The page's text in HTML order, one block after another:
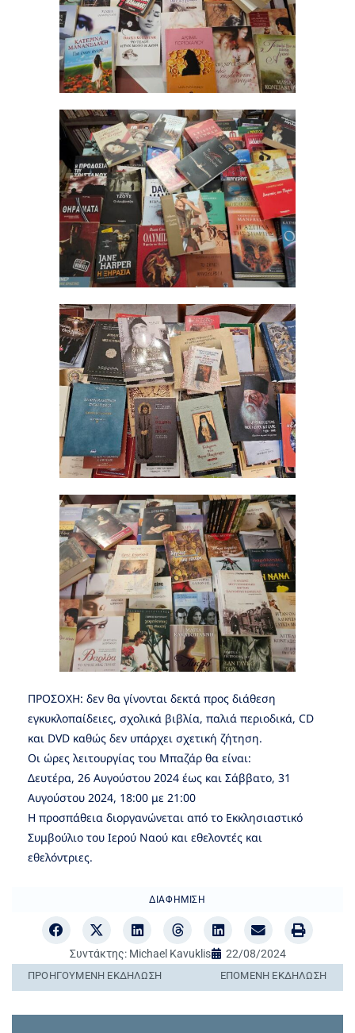
ΠΡΟΣΟΧΗ: δεν θα γίνονται δεκτά προς διάθεση
εγκυκλοπαίδειες, σχολικά βιβλία, παλιά περιοδικά, CD
και DVD καθώς δεν υπάρχει σχετική ζήτηση.
Οι ώρες λειτουργίας του Μπαζάρ θα είναι:
Δευτέρα, 26 Αυγούστου 2024 έως και Σάββατο, 31
Αυγούστου 2024, 18:00 με 21:00
Η προσπάθεια διοργανώνεται από το Εκκλησιαστικό
Συμβούλιο του Ιερού Ναού και εθελοντές και
εθελόντριες.
ΔΙΑΦΉΜΙΣΗ
Συντάκτης:Michael Kavuklis 22/08/2024
ΠΡΟΗΓΟΎΜΕΝΗ ΕΚΔΉΛΩΣΗ ΕΠΌΜΕΝΗ ΕΚΔΉΛΩΣΗ